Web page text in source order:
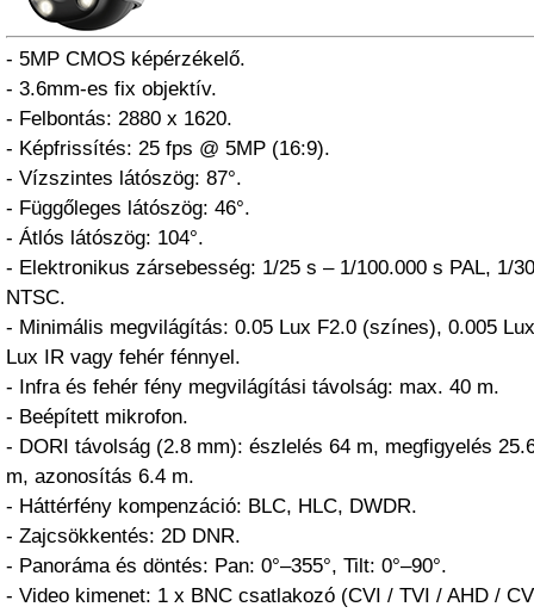
- 5MP CMOS képérzékelő.
- 3.6mm-es fix objektív.
- Felbontás: 2880 x 1620.
- Képfrissítés: 25 fps @ 5MP (16:9).
- Vízszintes látószög: 87°.
- Függőleges látószög: 46°.
- Átlós látószög: 104°.
- Elektronikus zársebesség: 1/25 s – 1/100.000 s PAL, 1/
NTSC.
- Minimális megvilágítás: 0.05 Lux F2.0 (színes), 0.005
Lux IR vagy fehér fénnyel.
- Infra és fehér fény megvilágítási távolság: max. 40 m.
- Beépített mikrofon.
- DORI távolság (2.8 mm): észlelés 64 m, megfigyelés
m, azonosítás 6.4 m.
- Háttérfény kompenzáció: BLC, HLC, DWDR.
- Zajcsökkentés: 2D DNR.
- Panoráma és döntés: Pan: 0°–355°, Tilt: 0°–90°.
- Video kimenet: 1 x BNC csatlakozó (CVI / TVI / AHD /